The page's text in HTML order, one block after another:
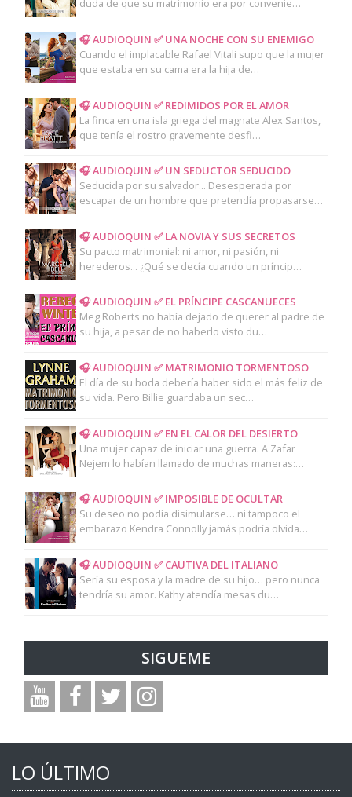
duda de que su matrimonio era por convenie…
🎧 AUDIOQUIN ✅ UNA NOCHE CON SU ENEMIGO
Cuando el implacable Rafael Vitali supo que la mujer
que estaba en su cama era la hija de…
🎧 AUDIOQUIN ✅ REDIMIDOS POR EL AMOR
La finca en una isla griega del magnate Alex Santos,
que tenía el rostro gravemente desfi…
🎧 AUDIOQUIN ✅ UN SEDUCTOR SEDUCIDO
Seducida por su salvador... Desesperada por
escapar de un hombre que pretendía propasarse…
🎧 AUDIOQUIN ✅ LA NOVIA Y SUS SECRETOS
Su pacto matrimonial: ni amor, ni pasión, ni
herederos... ¿Qué se decía cuando un príncip…
🎧 AUDIOQUIN ✅ EL PRÍNCIPE CASCANUECES
Meg Roberts no había dejado de querer al padre de
su hija, a pesar de no haberlo visto du…
🎧 AUDIOQUIN ✅ MATRIMONIO TORMENTOSO
El día de su boda debería haber sido el más feliz de
su vida. Pero Billie guardaba un sec…
🎧 AUDIOQUIN ✅ EN EL CALOR DEL DESIERTO
Una mujer capaz de iniciar una guerra. A Zafar
Nejem lo habían llamado de muchas maneras:…
🎧 AUDIOQUIN ✅ IMPOSIBLE DE OCULTAR
Su deseo no podía disimularse… ni tampoco el
embarazo Kendra Connolly jamás podría olvida…
🎧 AUDIOQUIN ✅ CAUTIVA DEL ITALIANO
Sería su esposa y la madre de su hijo… pero nunca
tendría su amor. Kathy atendía mesas du…
SIGUEME
LO ÚLTIMO